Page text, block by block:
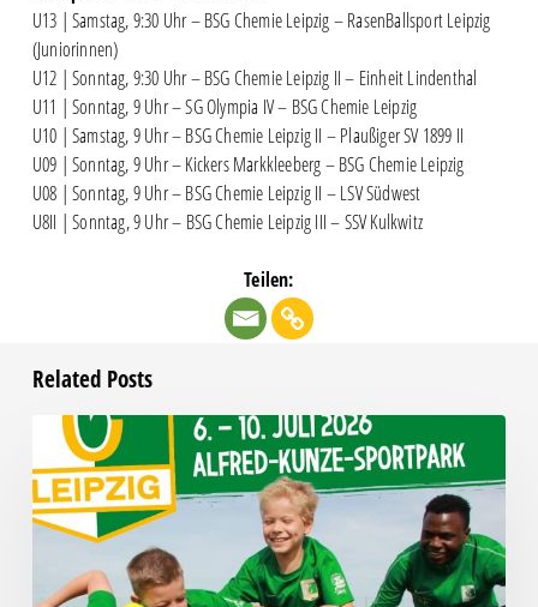
U13 | Samstag, 9:30 Uhr – BSG Chemie Leipzig – RasenBallsport Leipzig
(Juniorinnen)
U12 | Sonntag, 9:30 Uhr – BSG Chemie Leipzig II – Einheit Lindenthal
U11 | Sonntag, 9 Uhr – SG Olympia IV – BSG Chemie Leipzig
U10 | Samstag, 9 Uhr – BSG Chemie Leipzig II – Plaußiger SV 1899 II
U09 | Sonntag, 9 Uhr – Kickers Markkleeberg – BSG Chemie Leipzig
U08 | Sonntag, 9 Uhr – BSG Chemie Leipzig II – LSV Südwest
U8II | Sonntag, 9 Uhr – BSG Chemie Leipzig III – SSV Kulkwitz
Teilen:
Related Posts
Fußball-
Sommercamp
startet!